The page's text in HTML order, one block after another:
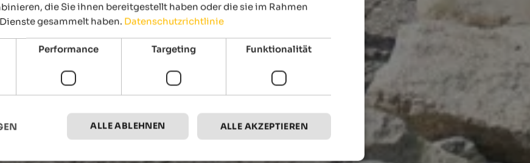
die Sie ihnen bereitgestellt haben oder die sie im Rahmen
gesammelt haben. Datenschutzrichtlinie
Performance Targeting Funktionalität
ALLE AKZEPTIEREN
ALLE ABLEHNEN